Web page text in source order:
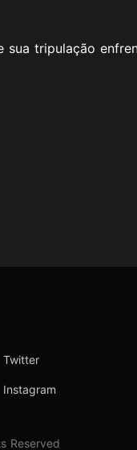
sua tripulação
Twitter
Instagram
Reserved